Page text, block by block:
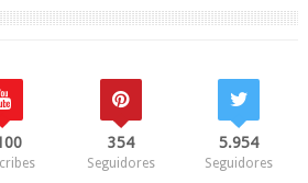
354
Seguidores
5.954
Seguidores